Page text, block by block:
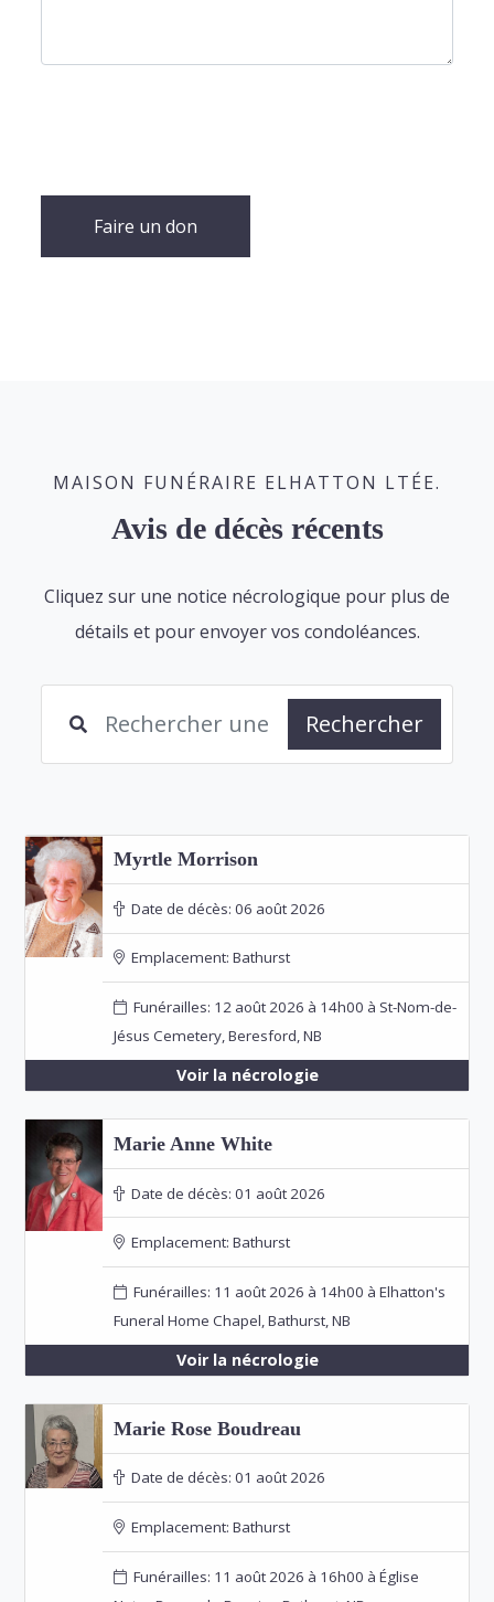
Faire un don
MAISON FUNÉRAIRE ELHATTON LTÉE.
Avis de décès récents
Cliquez sur une notice nécrologique pour plus de
détails et pour envoyer vos condoléances.
Rechercher
Myrtle Morrison
Date de décès: 06 août 2026
Emplacement: Bathurst
Funérailles: 12 août 2026 à 14h00 à St-Nom-de-
Jésus Cemetery, Beresford, NB
Voir la nécrologie
Marie Anne White
Date de décès: 01 août 2026
Emplacement: Bathurst
Funérailles: 11 août 2026 à 14h00 à Elhatton's
Funeral Home Chapel, Bathurst, NB
Voir la nécrologie
Marie Rose Boudreau
Date de décès: 01 août 2026
Emplacement: Bathurst
Funérailles: 11 août 2026 à 16h00 à Église